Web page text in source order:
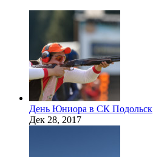
День Юниора в СК Подольск
Дек 28, 2017